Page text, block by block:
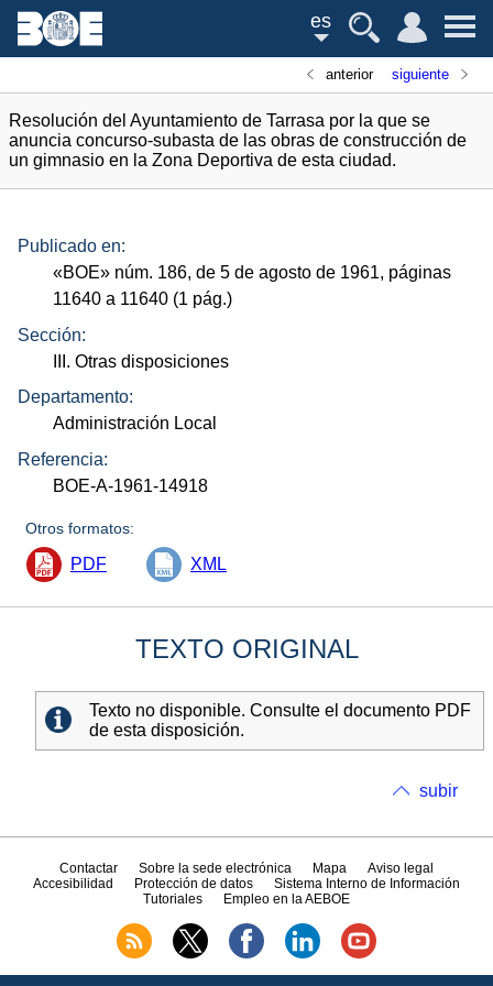
es
anterior siguiente
Resolución del Ayuntamiento de Tarrasa por la que se
anuncia concurso-subasta de las obras de construcción de
un gimnasio en la Zona Deportiva de esta ciudad.
Publicado en:
«BOE» núm. 186, de 5 de agosto de 1961, páginas
11640 a 11640 (1 pág.)
Sección:
III. Otras disposiciones
Departamento:
Administración Local
Referencia:
BOE-A-1961-14918
Otros formatos:
PDF XML
TEXTO ORIGINAL
Texto no disponible. Consulte el documento PDF
de esta disposición.
subir
Contactar Sobre la sede electrónica Mapa
Aviso legal
Accesibilidad
Protección de datos
Sistema Interno de Información
Tutoriales
Empleo en la AEBOE